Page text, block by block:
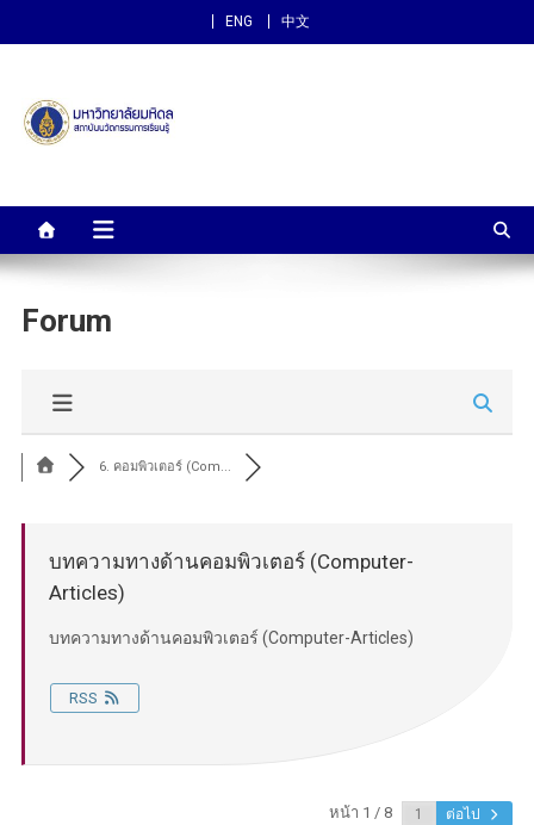
ENG 中文
สถาบันนวัตกรรมการเรียนรู้
Forum
6. คอมพิวเตอร์ (Com...
บทความทางด้านคอมพิวเตอร์ (Computer-
Articles)
บทความทางด้านคอมพิวเตอร์ (Computer-Articles)
RSS
หน้า 1 / 8 ต่อไป